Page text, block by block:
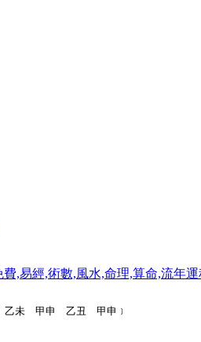
,易經,術數,風水,命理,算命,流年